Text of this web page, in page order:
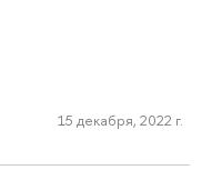
15 декабря, 2022 г.